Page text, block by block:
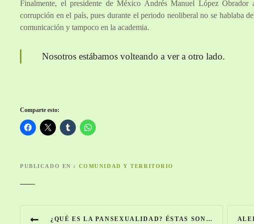
Finalmente, el presidente de México Andrés Manuel López
corrupción en el país, pues durante el periodo neoliberal no se hablaba
comunicación y tampoco en la academia.
Nosotros estábamos volteando a ver a otro lado.
Comparte esto:
PUBLICADO EN COMUNIDAD Y TERRITORIO
¿QUÉ ES LA PANSEXUALIDAD? ÉSTAS SON LAS CARACTERÍSTICAS DE ESTA ORIENTACIÓN LGBT+